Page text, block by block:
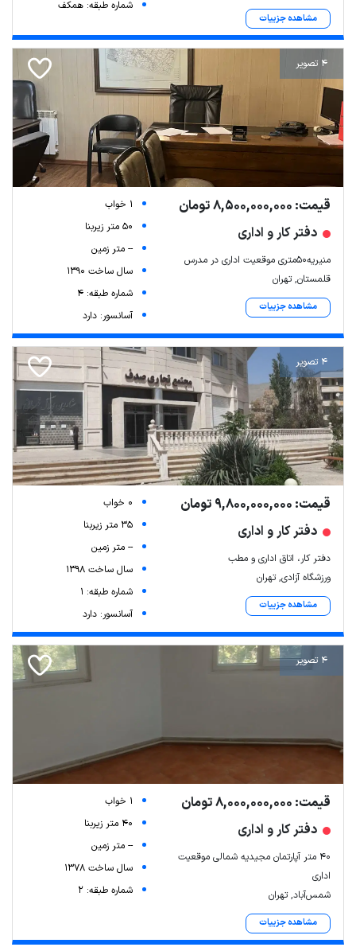
مشاهده جزییات
شماره طبقه: همکف
4 تصویر
قیمت: 8,500,000,000 تومان
دفتر کار و اداری
منیریه50متری موقعیت اداری در مدرس
قلمستان, تهران
مشاهده جزییات
1 خواب
50 متر زیربنا
-- متر زمین
سال ساخت 1390
شماره طبقه: 4
آسانسور: دارد
4 تصویر
قیمت: 9,800,000,000 تومان
دفتر کار و اداری
دفتر کار، اتاق اداری و مطب
ورزشگاه آزادی, تهران
مشاهده جزییات
0 خواب
35 متر زیربنا
-- متر زمین
سال ساخت 1398
شماره طبقه: 1
آسانسور: دارد
4 تصویر
قیمت: 8,000,000,000 تومان
دفتر کار و اداری
۴۰ متر آپارتمان مجیدیه شمالی موقعیت
اداری
شمس‌آباد, تهران
مشاهده جزییات
1 خواب
40 متر زیربنا
-- متر زمین
سال ساخت 1378
شماره طبقه: 2